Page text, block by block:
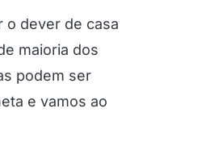
o dever de casa
maioria dos
podem ser
e vamos ao